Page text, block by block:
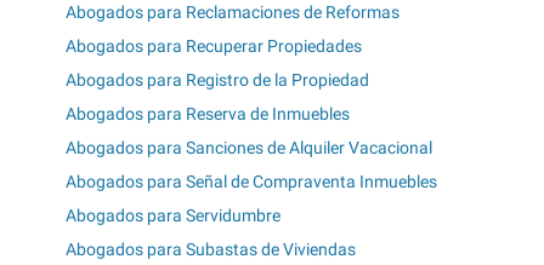
Abogados para Reclamaciones de Reformas
Abogados para Recuperar Propiedades
Abogados para Registro de la Propiedad
Abogados para Reserva de Inmuebles
Abogados para Sanciones de Alquiler Vacacional
Abogados para Señal de Compraventa Inmuebles
Abogados para Servidumbre
Abogados para Subastas de Viviendas